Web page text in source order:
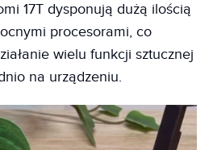
17T dysponują dużą ilością
procesorami, co
wielu funkcji sztucznej
na urządzeniu.